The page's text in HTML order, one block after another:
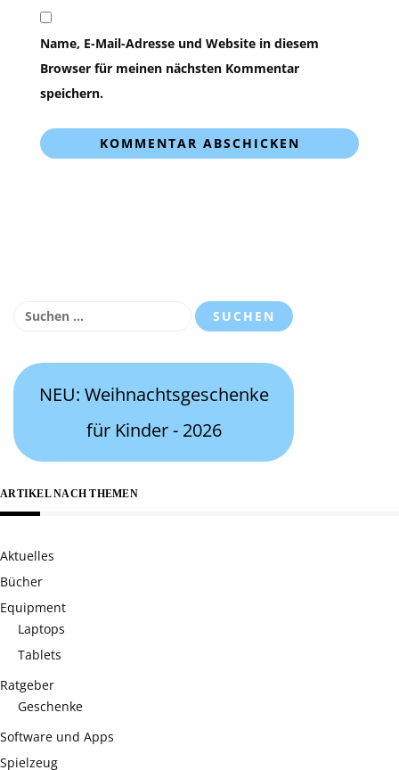
Name, E-Mail-Adresse und Website in diesem
Browser für meinen nächsten Kommentar
speichern.
Suchen
NEU: Weihnachtsgeschenke
für Kinder - 2026
ARTIKEL NACH THEMEN
Aktuelles
Bücher
Equipment
Laptops
Tablets
Ratgeber
Geschenke
Software und Apps
Spielzeug